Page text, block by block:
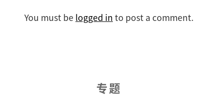
You must be logged in to post a comment.
专题